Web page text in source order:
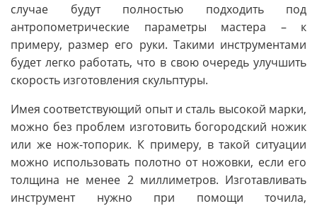
случае будут полностью подходить под
антропометрические параметры мастера – к
примеру, размер его руки. Такими инструментами
будет легко работать, что в свою очередь улучшить
скорость изготовления скульптуры.
Имея соответствующий опыт и сталь высокой марки,
можно без проблем изготовить богородский ножик
или же нож-топорик. К примеру, в такой ситуации
можно использовать полотно от ножовки, если его
толщина не менее 2 миллиметров. Изготавливать
инструмент нужно при помощи точила,